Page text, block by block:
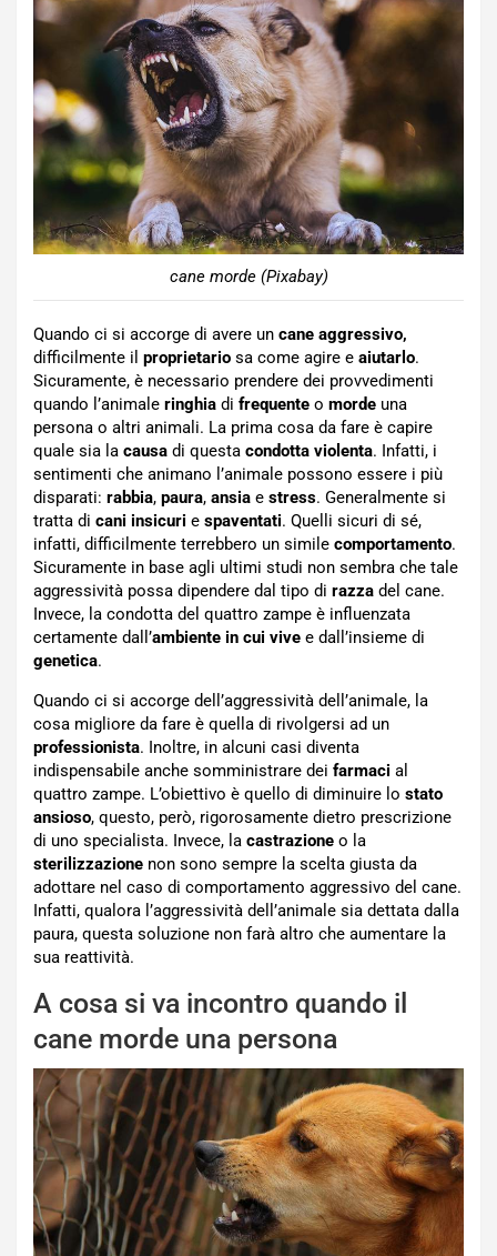
cane morde (Pixabay)
Quando ci si accorge di avere un cane aggressivo,
difficilmente il proprietario sa come agire e aiutarlo.
Sicuramente, è necessario prendere dei provvedimenti
quando l’animale ringhia di frequente o morde una
persona o altri animali. La prima cosa da fare è capire
quale sia la causa di questa condotta violenta. Infatti, i
sentimenti che animano l’animale possono essere i più
disparati: rabbia, paura, ansia e stress. Generalmente si
tratta di cani insicuri e spaventati. Quelli sicuri di sé,
infatti, difficilmente terrebbero un simile comportamento.
Sicuramente in base agli ultimi studi non sembra che tale
aggressività possa dipendere dal tipo di razza del cane.
Invece, la condotta del quattro zampe è influenzata
certamente dall’ambiente in cui vive e dall’insieme di
genetica.
Quando ci si accorge dell’aggressività dell’animale, la
cosa migliore da fare è quella di rivolgersi ad un
professionista. Inoltre, in alcuni casi diventa
indispensabile anche somministrare dei farmaci al
quattro zampe. L’obiettivo è quello di diminuire lo stato
ansioso, questo, però, rigorosamente dietro prescrizione
di uno specialista. Invece, la castrazione o la
sterilizzazione non sono sempre la scelta giusta da
adottare nel caso di comportamento aggressivo del cane.
Infatti, qualora l’aggressività dell’animale sia dettata dalla
paura, questa soluzione non farà altro che aumentare la
sua reattività.
A cosa si va incontro quando il
cane morde una persona